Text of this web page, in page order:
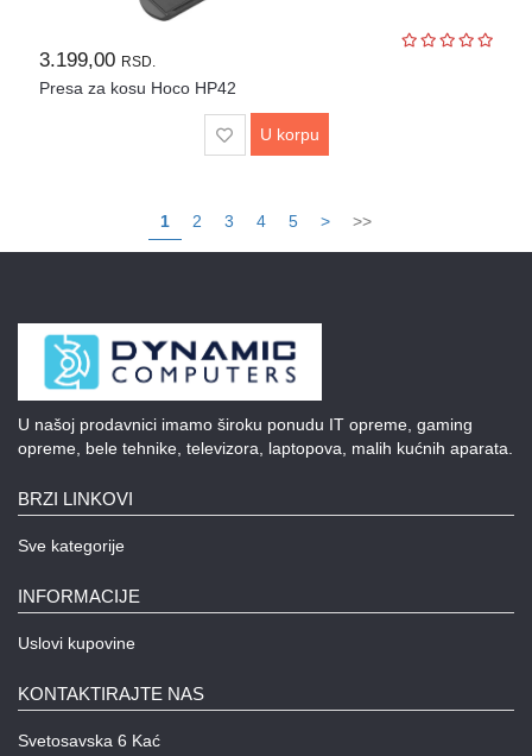
3.199,00 RSD.
Presa za kosu Hoco HP42
U korpu
1 2 3 4 5 > >>
U našoj prodavnici imamo široku ponudu IT opreme, gaming
opreme, bele tehnike, televizora, laptopova, malih kućnih aparata.
BRZI LINKOVI
Sve kategorije
INFORMACIJE
Uslovi kupovine
KONTAKTIRAJTE NAS
Svetosavska 6 Kać